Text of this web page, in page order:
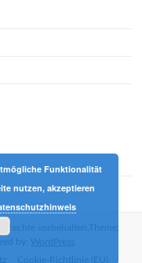
Rechte vorbehalten.Theme:
Funktionalität
nutzen, akzeptieren